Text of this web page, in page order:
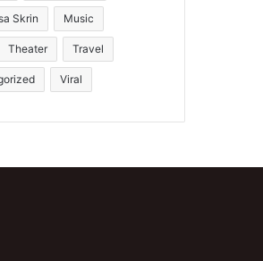
Skrin Music
Theater Travel
Viral